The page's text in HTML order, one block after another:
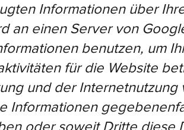
Informationen über
an einen Server von
benutzen, um
für die Website
und der
Informationen